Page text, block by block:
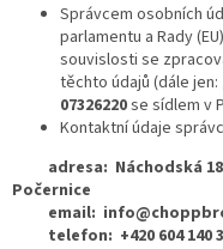
Správcem osobních
parlamentu a Rady
souvislosti se
těchto údajů (dále jen:
07326220se sídlem v
Kontaktní údaje
adresa: Náchodská
Počernice
email:
telefon: +420 604 140